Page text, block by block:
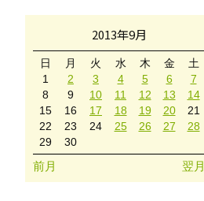
2013年9月
日 月 火 水 木 金
土
1
2 3 4 5 6
7
8
9 10 11 12 13
14
15
16 17 18 19 20
21
22
23 24 25 26 27
28
29
30
前月 翌月